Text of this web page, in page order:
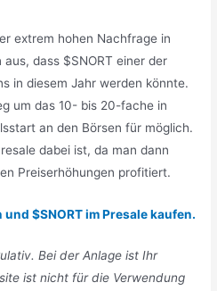
extrem hohen Nachfrage in
dass $SNORT einer der
in diesem Jahr werden könnte.
um das 10- bis 20-fache in
an den Börsen für möglich.
dabei ist, da man dann
Preiserhöhungen profitiert.
$SNORT im Presale kaufen.
Bei der Anlage ist Ihr
ist nicht für die Verwendung